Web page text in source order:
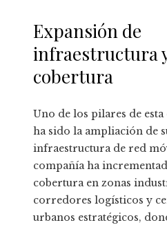
Expansión de
infraestructura
cobertura
Uno de los pilares de esta
ha sido la ampliación de
infraestructura de red
compañía ha
cobertura en zonas
corredores logísticos y
urbanos estratégicos,